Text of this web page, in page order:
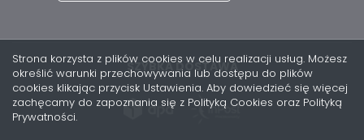
SZYBKA DOSTAWA
Strona korzysta z plików cookies w celu realizacji usług. Możesz
określić warunki przechowywania lub dostępu do plików
cookies klikając przycisk Ustawienia. Aby dowiedzieć się więcej
zachęcamy do zapoznania się z Polityką Cookies oraz Polityką
Prywatności.